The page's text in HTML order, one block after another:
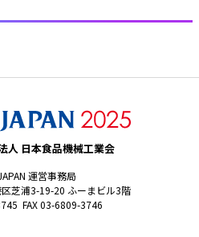
人 日本食品機械工業会
運営事務局
芝浦3-19-20 ふーまビル3階
FAX 03-6809-3746